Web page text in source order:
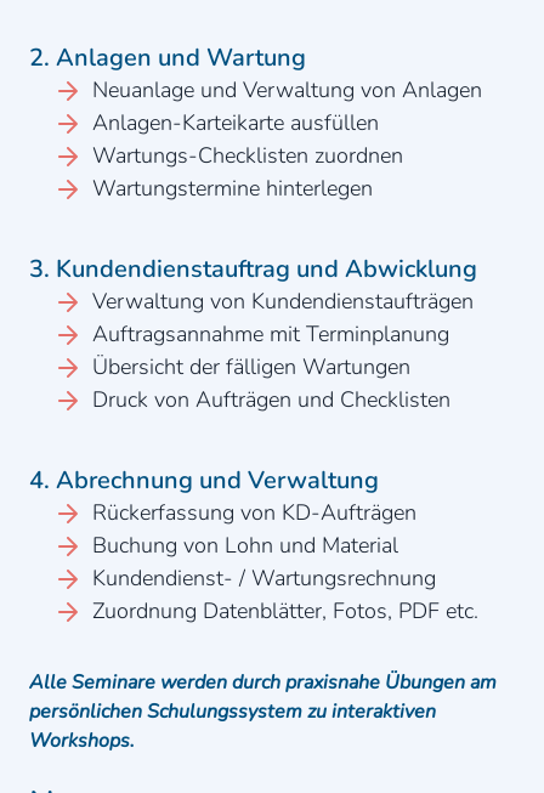
2. Anlagen und Wartung
Neuanlage und Verwaltung von Anlagen
Anlagen-Karteikarte ausfüllen
Wartungs-Checklisten zuordnen
Wartungstermine hinterlegen
3. Kundendienstauftrag und Abwicklung
Verwaltung von Kundendienstaufträgen
Auftragsannahme mit Terminplanung
Übersicht der fälligen Wartungen
Druck von Aufträgen und Checklisten
4. Abrechnung und Verwaltung
Rückerfassung von KD-Aufträgen
Buchung von Lohn und Material
Kundendienst- / Wartungsrechnung
Zuordnung Datenblätter, Fotos, PDF etc.
Alle Seminare werden durch praxisnahe Übungen am
persönlichen Schulungssystem zu interaktiven
Workshops.